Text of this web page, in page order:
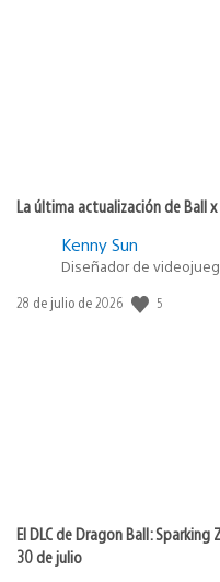
La última actualización de Ball
Kenny Sun
Diseñador de
Fecha
28 de julio de 2026 5
El DLC de Dragon Ball:
30 de julio